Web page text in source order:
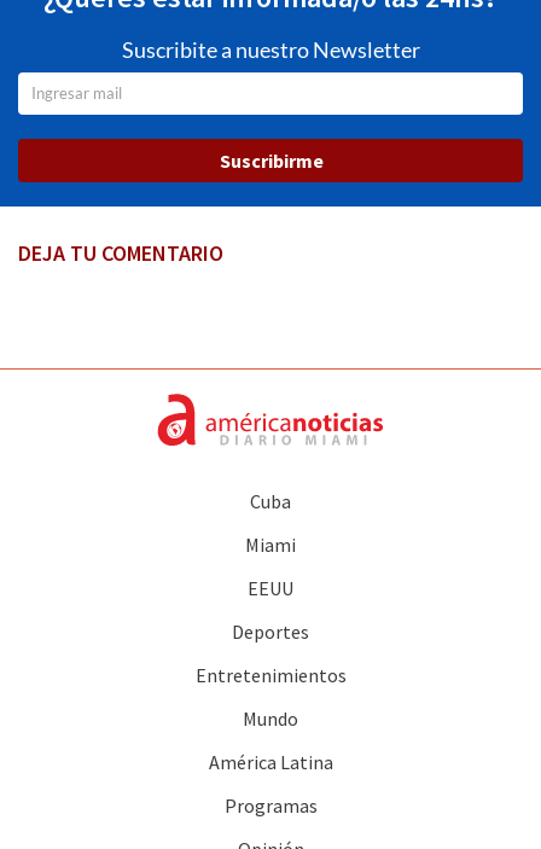
Suscribite a nuestro Newsletter
Suscribirme
DEJA TU COMENTARIO
Cuba
Miami
EEUU
Deportes
Entretenimientos
Mundo
América Latina
Programas